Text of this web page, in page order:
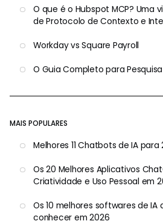
O que é o Hubspot MCP? Uma
de Protocolo de Contexto e
Workday vs Square Payroll
O Guia Completo para
MAIS POPULARES
Melhores 11 Chatbots de IA para
Os 20 Melhores Aplicativos
Criatividade e Uso Pessoal em
Os 10 melhores softwares de
conhecer em 2026